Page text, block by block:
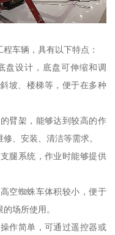
车辆，具有以下特点：
盘设计，底盘可伸缩和调
坡、楼梯等，便于在多种
臂架，能够达到较高的作
、安装、清洁等需求。
腿系统，作业时能够提供
空蜘蛛车体积较小，便于
场所使用。
作简单，可通过遥控器或